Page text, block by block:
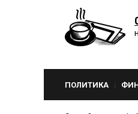
ПОЛИТИКА